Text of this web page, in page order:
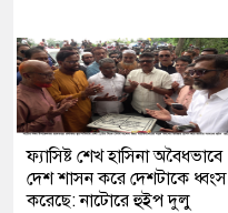
ফ্যাসিষ্ট শেখ হাসিনা অবৈধভাবে
দেশ শাসন করে দেশটাকে ধ্বংস
করেছে: নাটোরে হুইপ দুলু